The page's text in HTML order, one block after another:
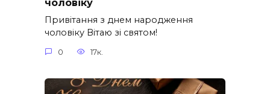
чоловіку
Привітання з днем народження
чоловіку Вітаю зі святом!
0 17к.